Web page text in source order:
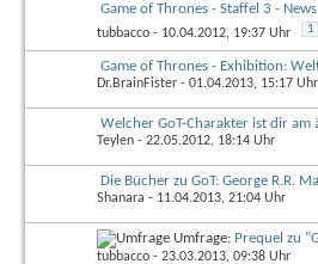
Game of Thrones - Staffel 3 -
tubbacco - 10.04.2012, 19:37 Uhr 1
Game of Thrones - Exhibition:
Dr.BrainFister - 01.04.2013, 15:17 Uhr
Welcher GoT-Charakter ist dir am
Teylen - 22.05.2012, 18:14 Uhr
Die Bücher zu GoT: George R.R.
Shanara - 11.04.2013, 21:04 Uhr
Umfrage: Prequel zu
tubbacco - 23.03.2013, 09:38 Uhr